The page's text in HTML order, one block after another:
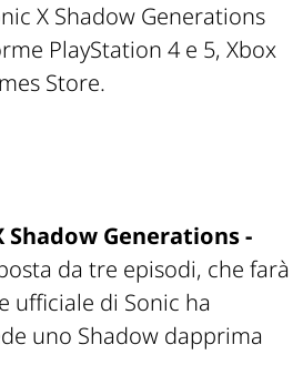
X Shadow Generations
PlayStation 4 e 5, Xbox
Store.
Shadow Generations -
da tre episodi, che farà
ufficiale di Sonic ha
uno Shadow dapprima